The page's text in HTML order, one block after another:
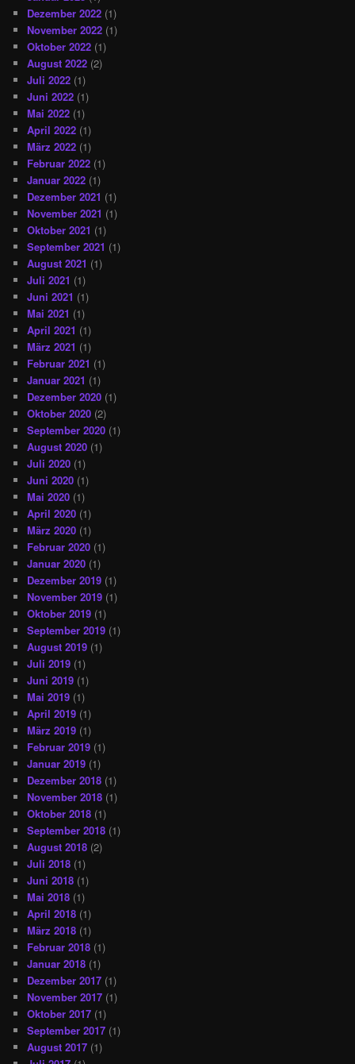
Dezember 2022 (1)
November 2022 (1)
Oktober 2022 (1)
August 2022 (2)
Juli 2022 (1)
Juni 2022 (1)
Mai 2022 (1)
April 2022 (1)
März 2022 (1)
Februar 2022 (1)
Januar 2022 (1)
Dezember 2021 (1)
November 2021 (1)
Oktober 2021 (1)
September 2021 (1)
August 2021 (1)
Juli 2021 (1)
Juni 2021 (1)
Mai 2021 (1)
April 2021 (1)
März 2021 (1)
Februar 2021 (1)
Januar 2021 (1)
Dezember 2020 (1)
Oktober 2020 (2)
September 2020 (1)
August 2020 (1)
Juli 2020 (1)
Juni 2020 (1)
Mai 2020 (1)
April 2020 (1)
März 2020 (1)
Februar 2020 (1)
Januar 2020 (1)
Dezember 2019 (1)
November 2019 (1)
Oktober 2019 (1)
September 2019 (1)
August 2019 (1)
Juli 2019 (1)
Juni 2019 (1)
Mai 2019 (1)
April 2019 (1)
März 2019 (1)
Februar 2019 (1)
Januar 2019 (1)
Dezember 2018 (1)
November 2018 (1)
Oktober 2018 (1)
September 2018 (1)
August 2018 (2)
Juli 2018 (1)
Juni 2018 (1)
Mai 2018 (1)
April 2018 (1)
März 2018 (1)
Februar 2018 (1)
Januar 2018 (1)
Dezember 2017 (1)
November 2017 (1)
Oktober 2017 (1)
September 2017 (1)
August 2017 (1)